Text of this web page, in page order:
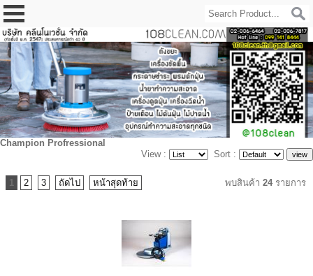
Champion Profressional
View :
Sort :
1 2 3 ถัดไป หน้าสุดท้าย พบสินค้า 24 รายการ